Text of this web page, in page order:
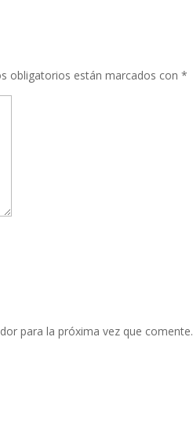
obligatorios están marcados con*
para la próxima vez que comente.